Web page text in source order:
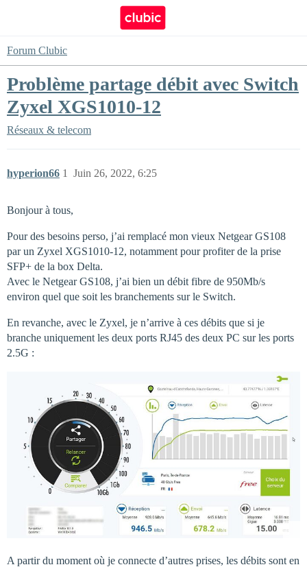
Forum Clubic
Problème partage débit avec Switch
Zyxel XGS1010-12
Réseaux & telecom
hyperion66 Juin 26, 2022, 6:25
1
Bonjour à tous,
Pour des besoins perso, j’ai remplacé mon vieux Netgear GS108
par un Zyxel XGS1010-12, notamment pour profiter de la prise
SFP+ de la box Delta.
Avec le Netgear GS108, j’ai bien un débit fibre de 950Mb/s
environ quel que soit les branchements sur le Switch.
En revanche, avec le Zyxel, je n’arrive à ces débits que si je
branche uniquement les deux ports RJ45 des deux PC sur les ports
2.5G :
A partir du moment où je connecte d’autres prises, les débits sont en